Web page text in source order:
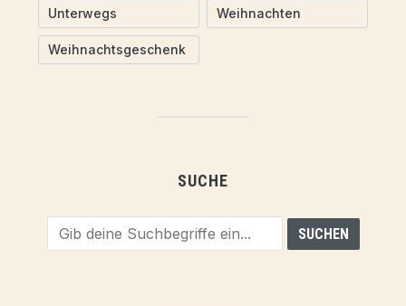
Unterwegs Weihnachten
Weihnachtsgeschenk
SUCHE